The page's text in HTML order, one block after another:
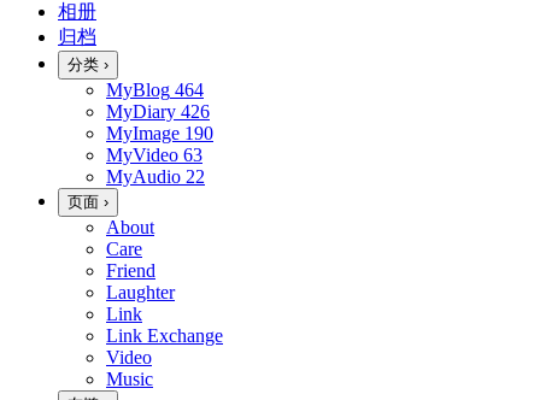
相册
归档
分类 ›
MyBlog 464
MyDiary 426
MyImage 190
MyVideo 63
MyAudio 22
页面 ›
About
Care
Friend
Laughter
Link
Link Exchange
Video
Music